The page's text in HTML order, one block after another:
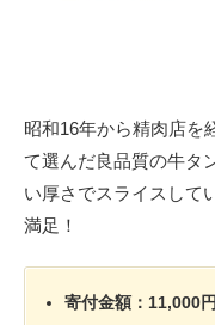
昭和16年から精肉店を
て選んだ良品質の牛タ
い厚さでスライスして
満足！
寄付金額：11,000円